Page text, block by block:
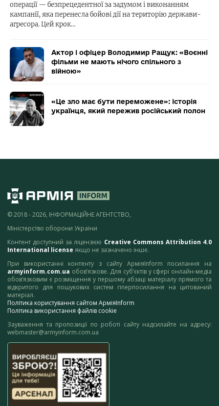
операції — безпрецедентної за задумом і виконанням
кампанії, яка перенесла бойові дії на територію держави-
агресора. Цей крок…
Актор і офіцер Володимир Ращук: «Воєнні
фільми не мають нічого спільного з
війною»
«Це зло має бути переможене»: історія
українця, який пережив російський полон
© 2018 - 2026, ІНФОРМАЦІЙНЕ АГЕНТСТВО,
Міністерство оборони України
Контент доступний за ліцензією Creative Commons Attribution 4.0
International license якщо не зазначено інше.
При використанні контенту з сайту АрміяInform посилання на
armyinform.com.ua обов’язкове. Для суб’єктів у сфері онлайн-медіа
обов’язковим є розміщення у першому абзаці матеріалу прямого та
відкритого для пошукових систем гіперпосилання на цитований
матеріал.
Політика користування сайтом АрміяInform
Політика використання файлів cookie
Зауваження та пропозиції по роботі сайту надсилайте на адресу:
webmaster@armyinform.com.ua